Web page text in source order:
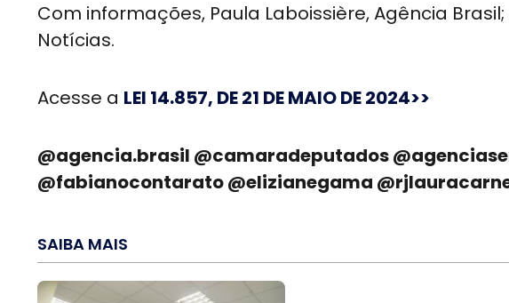
Com informações, Paula Laboissière, Agência
Notícias.
Acesse a LEI 14.857, DE 21 DE MAIO DE 2024>>
@agencia.brasil @camaradeputados
@fabianocontarato @elizianegama
SAIBA MAIS